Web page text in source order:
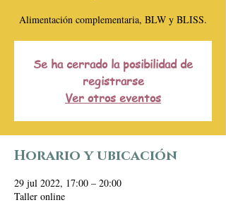
Alimentación complementaria, BLW y BLISS.
Se ha cerrado la posibilidad de
registrarse
Ver otros eventos
Horario y ubicación
29 jul 2022, 17:00 – 20:00
Taller online